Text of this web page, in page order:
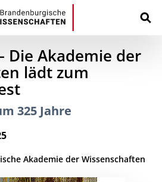
Die Akademie der
lädt zum
325 Jahre
Akademie der Wissenschaften